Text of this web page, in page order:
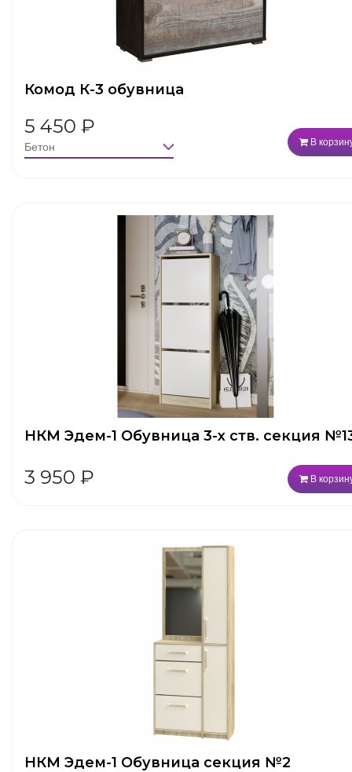
Комод К-3 обувница
5 450 ₽
В
НКМ Эдем-1 Обувница 3-х ств. секция
3 950 ₽ В
НКМ Эдем-1 Обувница секция №2